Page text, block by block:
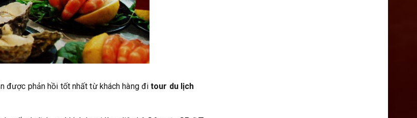
được phản hồi tốt nhất từ khách hàng đitour du lịch